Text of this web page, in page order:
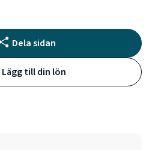
Dela sidan
Lägg till din lön